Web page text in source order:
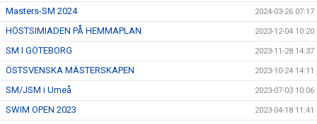
Masters-SM 2024 2024-03-26 07:17
HÖSTSIMIADEN PÅ HEMMAPLAN 2023-12-04 10:20
SM I GÖTEBORG 2023-11-28 14:37
ÖSTSVENSKA MÄSTERSKAPEN 2023-10-24 14:11
SM/JSM i Umeå 2023-07-03 10:06
SWIM OPEN 2023 2023-04-18 11:41